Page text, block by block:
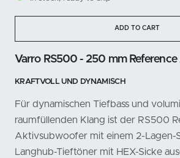
ADD TO CART
Varro RS500 - 250 mm
KRAFTVOLL UND DYNAMISCH
Für dynamischen Tiefbass und
raumfüllenden Klang ist der RS500
Aktivsubwoofer mit einem 2-Lagen-
Langhub-Tieftöner mit HEX-Sicke